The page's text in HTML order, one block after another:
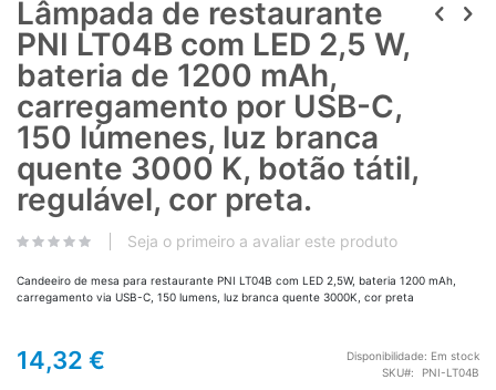
Lâmpada de restaurante
PNI LT04B com LED 2,5 W,
bateria de 1200 mAh,
carregamento por USB-C,
150 lúmenes, luz branca
quente 3000 K, botão tátil,
regulável, cor preta.
Seja o primeiro a avaliar este produto
Candeeiro de mesa para restaurante PNI LT04B com LED 2,5W, bateria 1200 mAh,
carregamento via USB-C, 150 lumens, luz branca quente 3000K, cor preta
14,32 € Disponibilidade: Em stock
SKU
PNI-LT04B